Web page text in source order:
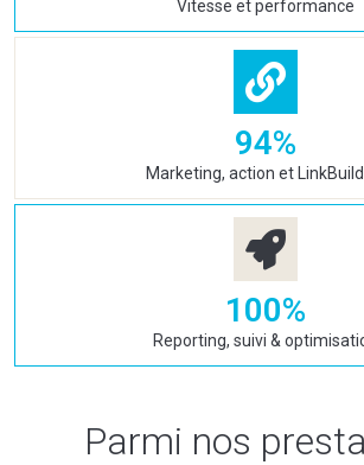
Vitesse et performance
Marketing, action et
94%
Reporting, suivi &
100%
Parmi nos